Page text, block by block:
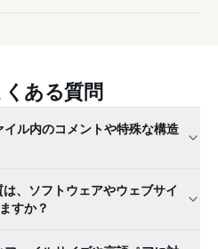
ある質問
ル内のコメントや特殊な構造
、ソフトウェアやウェブサイ
すか？